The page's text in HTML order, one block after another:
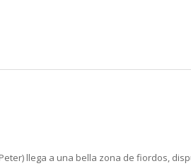
llega a una bella zona de fiordos,